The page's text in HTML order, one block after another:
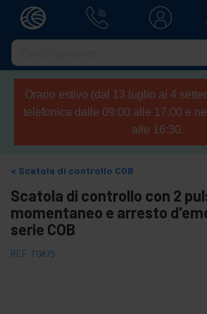
Orario estivo (dal 13 luglio al 4
telefonica dalle 09:00 alle 17:00 e
alle 16:30.
Scatola di controllo COB
Scatola di controllo con 2
momentaneo e arresto
serie COB
REF: TG075